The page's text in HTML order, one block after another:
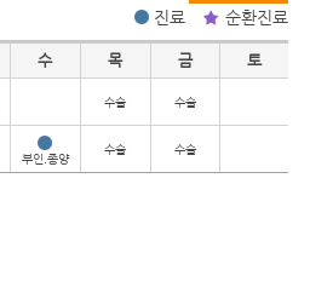
진료
순환진료
수 목 금 토
수술 수술
부인.종양
수술 수술